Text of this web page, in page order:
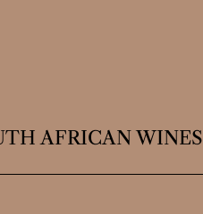
AFRICAN WINES